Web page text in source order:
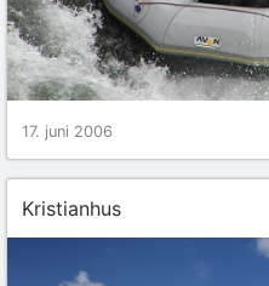
17. juni 2006
Kristianhus